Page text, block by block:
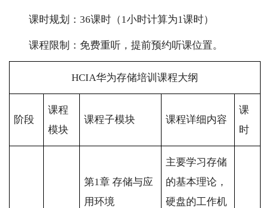
课时规划：36课时（1小时计算为1课时）
课程限制：免费重听，提前预约听课位置。
HCIA华为存储培训课程大纲
阶段
课程
模块
课程子模块 课程详细内容
课
时
第1章 存储与应
用环境
主要学习存储
的基本理论，
硬盘的工作机